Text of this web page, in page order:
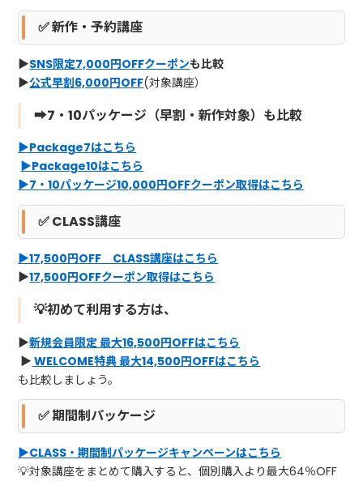
✅ 新作・予約講座
▶SNS限定7,000円OFFクーポンも比較
▶公式早割6,000円OFF(対象講座）
➡7・10パッケージ（早割・新作対象）も比較
▶Package7はこちら
▶Package10はこちら
▶7・10パッケージ10,000円OFFクーポン取得はこちら
✅CLASS講座
▶17,500円OFF CLASS講座はこちら
▶17,500円OFFクーポン取得はこちら
💡初めて利用する方は、
▶新規会員限定 最大16,500円OFFはこちら
▶ WELCOME特典 最大14,500円OFFはこちら
も比較しましょう。
✅ 期間制パッケージ
▶CLASS・期間制パッケージキャンペーンはこちら
💡対象講座をまとめて購入すると、個別購入より最大64％OFF